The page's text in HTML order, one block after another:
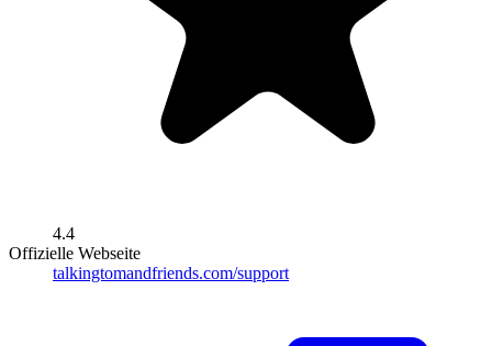
4.4
Offizielle Webseite
talkingtomandfriends.com/support